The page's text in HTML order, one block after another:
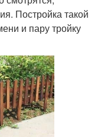
Постройка такой
и пару тройку